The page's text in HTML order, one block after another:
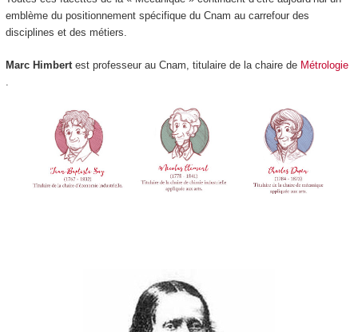
emblème du positionnement spécifique du Cnam au carrefour des
disciplines et des métiers.
Marc Himbertest professeur au Cnam, titulaire de la chaire de Métrologie